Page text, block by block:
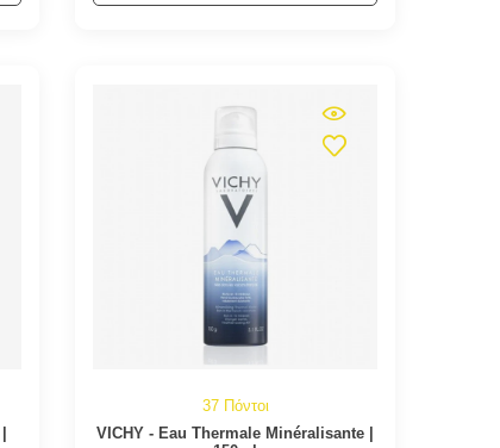
37 Πόντοι
VICHY - Eau Thermale Minéralisante |